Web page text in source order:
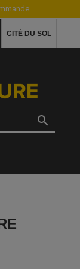
CITÉ DU SOL
